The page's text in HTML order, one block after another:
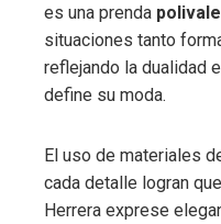
es una prenda
situaciones tanto
reflejando la dualidad
define su moda.
El uso de materiales
cada detalle logran
Herrera exprese